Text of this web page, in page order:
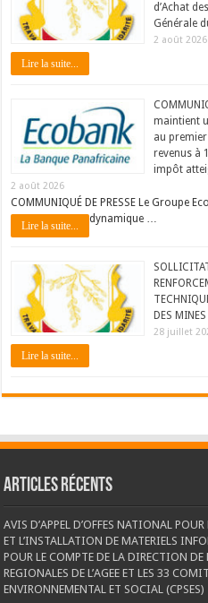
d’Achat
Générale
2 août 2026
Lire la suite...
maintient
au
revenus à
impôt
2 août 2026
COMMUNIQUÉ DE PRESSE Le Groupe
dynamique …
Lire la suite...
DES
28 juillet
Lire la suite...
Articles récents
AVIS D’APPEL D’OFFES NATIONAL
ET L’INSTALLATION DE MATERIELS
POUR LE COMPTE DE LA DIRECTION DE
REGIONALES DE L’AGEE ET LES 33
ENVIRONNEMENTAL ET SOCIAL (CPSES)